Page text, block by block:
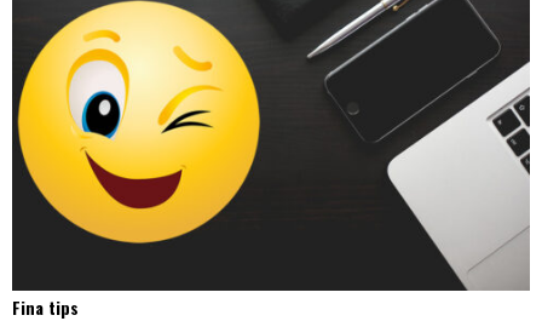
Fina tips